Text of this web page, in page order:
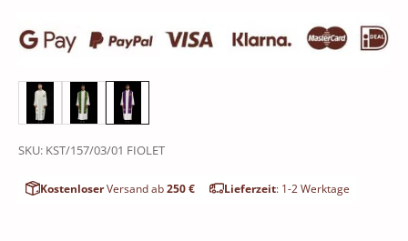
SKU: KST/157/03/01 FIOLET
KostenloserVersand ab250 € Lieferzeit: 1-2 Werktage